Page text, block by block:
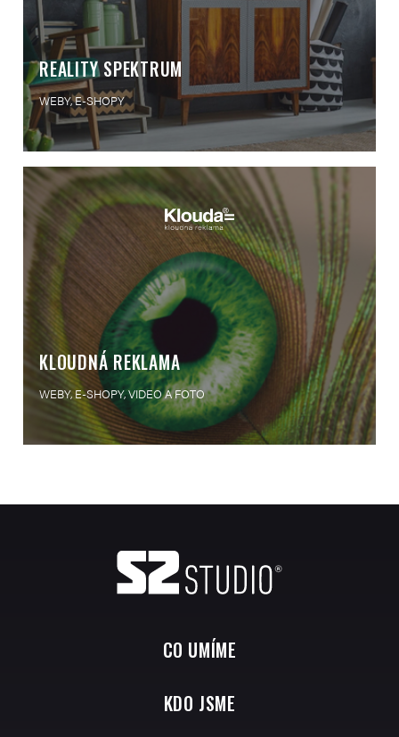
REALITY SPEKTRUM
WEBY, E-SHOPY
KLOUDNÁ REKLAMA
WEBY, E-SHOPY, VIDEO A FOTO
CO UMÍME
KDO JSME